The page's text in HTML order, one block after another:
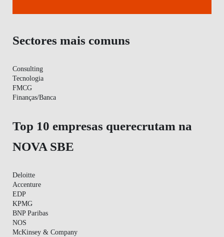
Sectores mais comuns
Consulting
Tecnologia
FMCG
Finanças/Banca
Top 10 empresas querecrutam na
NOVA SBE
Deloitte
Accenture
EDP
KPMG
BNP Paribas
NOS
McKinsey & Company